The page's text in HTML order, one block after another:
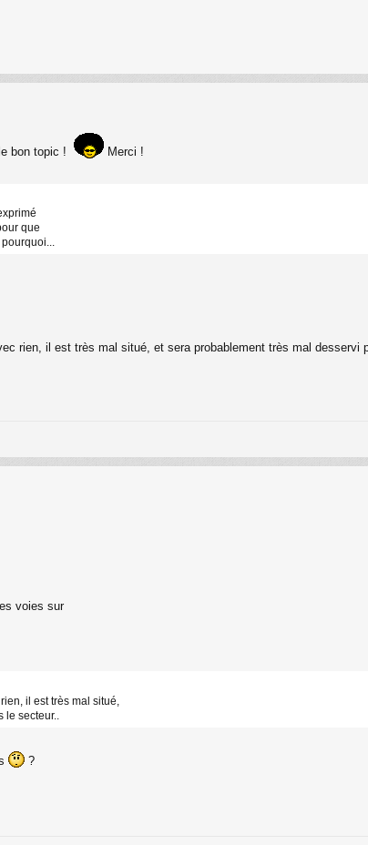
bon topic ! Merci !
que
rien, il est très mal situé, et sera probablement très mal desservi
voies sur
il est très mal situé,
le secteur..
?